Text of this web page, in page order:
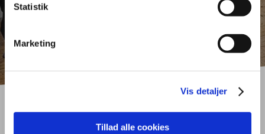
Statistik
Marketing
Vis detaljer
Tillad alle cookies